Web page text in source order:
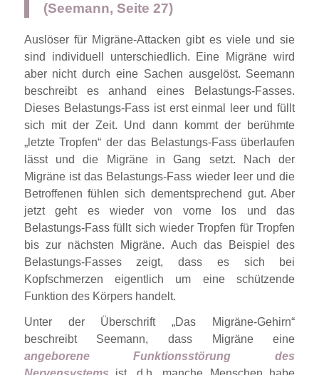
(Seemann, Seite 27)
Auslöser für Migräne-Attacken gibt es viele und sie
sind individuell unterschiedlich. Eine Migräne wird
aber nicht durch eine Sachen ausgelöst. Seemann
beschreibt es anhand eines Belastungs-Fasses.
Dieses Belastungs-Fass ist erst einmal leer und füllt
sich mit der Zeit. Und dann kommt der berühmte
„letzte Tropfen“ der das Belastungs-Fass überlaufen
lässt und die Migräne in Gang setzt. Nach der
Migräne ist das Belastungs-Fass wieder leer und die
Betroffenen fühlen sich dementsprechend gut. Aber
jetzt geht es wieder von vorne los und das
Belastungs-Fass füllt sich wieder Tropfen für Tropfen
bis zur nächsten Migräne. Auch das Beispiel des
Belastungs-Fasses zeigt, dass es sich bei
Kopfschmerzen eigentlich um eine schützende
Funktion des Körpers handelt.
Unter der Überschrift „Das Migräne-Gehirn“
beschreibt Seemann, dass Migräne eine
angeborene Funktionsstörung des